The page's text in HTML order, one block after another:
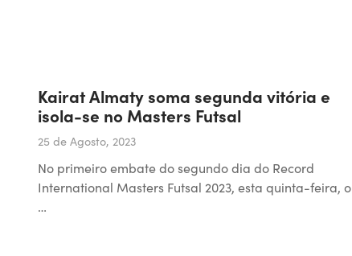
Kairat Almaty soma segunda vitória e
isola-se no Masters Futsal
25 de Agosto, 2023
No primeiro embate do segundo dia do Record
International Masters Futsal 2023, esta quinta-feira, o
…